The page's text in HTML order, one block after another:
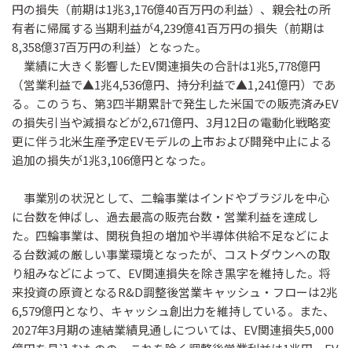
円の損失（前期は1兆3,176億40百万円の利益）、親会社の所
有者に帰属する当期利益が4,239億41百万円の損失（前期は
8,358億37百万円の利益）となった。
業績に大きく影響したEV関連損失の合計は1兆5,778億円
（営業利益で▲1兆4,536億円、持分利益で▲1,241億円）であ
る。このうち、第3四半期累計で発生した米国での販売済みEV
の損失引当や減損などが2,671億円、3月12日の電動化戦略変
更に伴う北米生産予定EVモデルの上市および開発中止による
追加の損失が1兆3,106億円となった。
事業別の状況として、二輪事業はインドやブラジルを中心
に台数を伸ばし、過去最高の販売台数・営業利益を達成し
た。四輪事業は、関税負担の増加や半導体供給不足などによ
る台数減の厳しい事業環境となったが、コストダウンへの取
り組みなどによって、EV関連損失を除き黒字を維持した。将
来投資の原資となるR&D調整後営業キャッシュ・フローは2兆
6,579億円となり、キャッシュ創出力を維持している。また、
2027年3月期の連結業績見通しについては、EV関連損失5,000